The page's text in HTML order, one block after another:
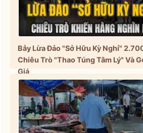
Bẫy Lừa Đảo "Sở Hữu Kỳ Nghỉ"
Chiêu Trò "Thao Túng Tâm Lý" Và
Giá